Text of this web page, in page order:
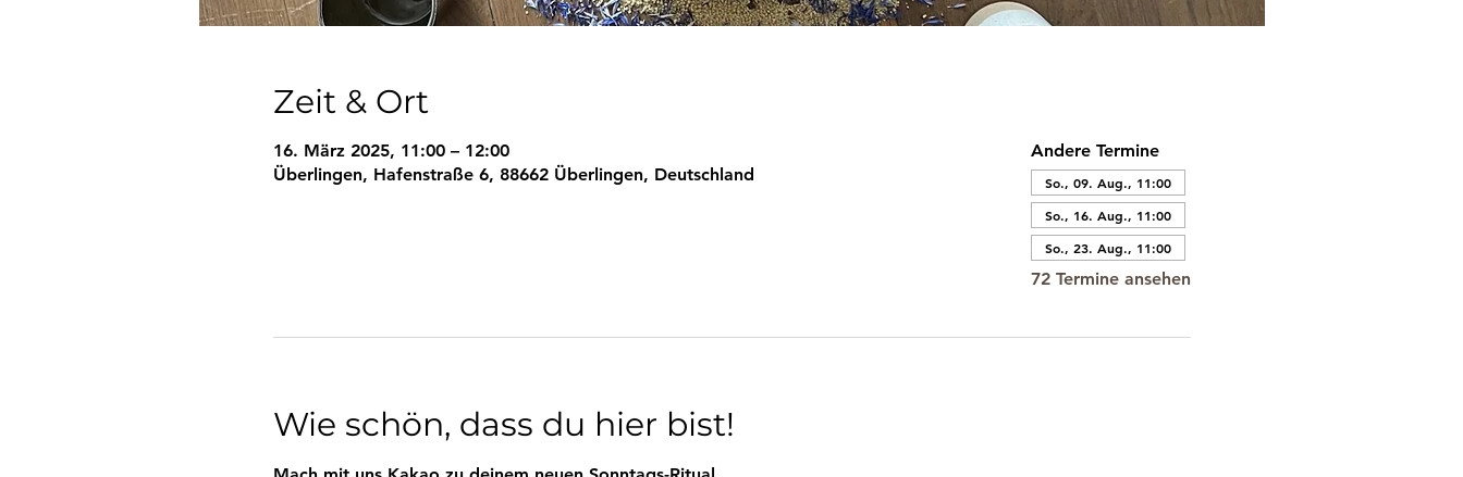
Zeit & Ort
16. März 2025, 11:00 – 12:00
Überlingen, Hafenstraße 6, 88662 Überlingen, Deutschland
Andere Termine
So., 09. Aug., 11:00
So., 16. Aug., 11:00
So., 23. Aug., 11:00
72 Termine ansehen
Wie schön, dass du hier bist!